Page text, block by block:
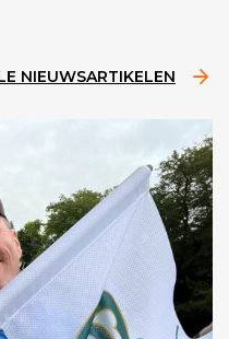
NIEUWSARTIKELEN